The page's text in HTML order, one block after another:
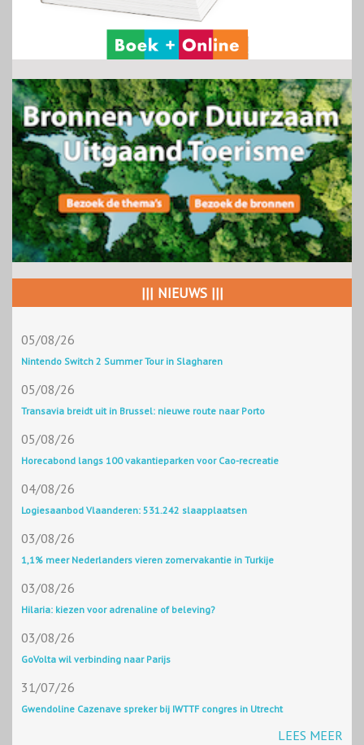
||| NIEUWS |||
05/08/26
Nintendo Switch 2 Summer Tour in Slagharen
05/08/26
Transavia breidt uit in Brussel: nieuwe route naar Porto
05/08/26
Horecabond langs 100 vakantieparken voor Cao-recreatie
04/08/26
Logiesaanbod Vlaanderen: 531.242 slaapplaatsen
03/08/26
1,1% meer Nederlanders vieren zomervakantie in Turkije
03/08/26
Hilaria: kiezen voor adrenaline of beleving?
03/08/26
GoVolta wil verbinding naar Parijs
31/07/26
Gwendoline Cazenave spreker bij IWTTF congres in Utrecht
LEES MEER